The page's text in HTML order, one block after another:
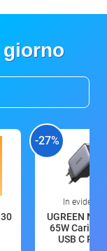
-27%
In evidenza
UGREEN
65W
USB C